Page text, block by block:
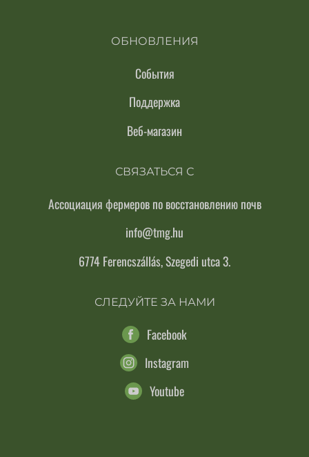
ОБНОВЛЕНИЯ
События
Поддержка
Веб-магазин
СВЯЗАТЬСЯ С
Ассоциация фермеров по восстановлению почв
info@tmg.hu
6774 Ferencszállás, Szegedi utca 3.
СЛЕДУЙТЕ ЗА НАМИ
Facebook
Instagram
Youtube